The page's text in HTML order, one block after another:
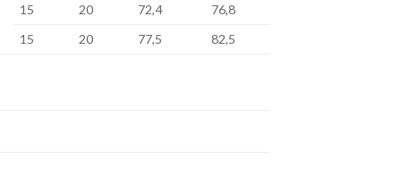
15
20 72,4
76,8
15
20 77,5 82,5